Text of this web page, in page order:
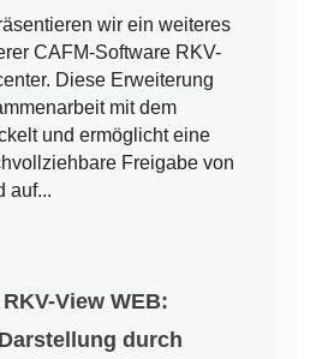
wir ein weiteres
CAFM-Software RKV-
Diese Erweiterung
mit dem
und ermöglicht eine
Freigabe von
auf...
View WEB:
durch